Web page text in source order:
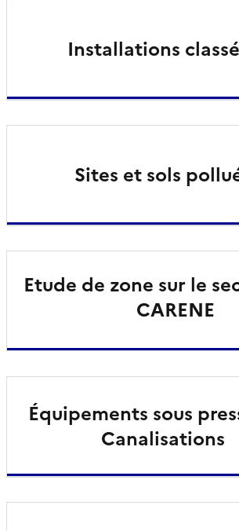
Installations
Sites et sols
Etude de zone sur le
CARENE
Équipements sous
Canalisations